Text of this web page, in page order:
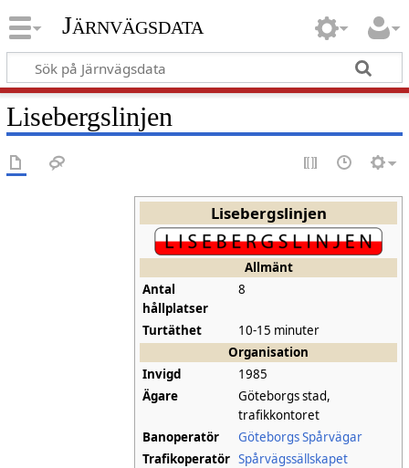
Järnvägsdata
Lisebergslinjen
Lisebergslinjen
Allmänt
Antal
hållplatser
8
Turtäthet
10-15 minuter
Organisation
Invigd
1985
Ägare
Göteborgs stad,
trafikkontoret
Banoperatör
Göteborgs Spårvägar
Trafikoperatör Spårvägssällskapet